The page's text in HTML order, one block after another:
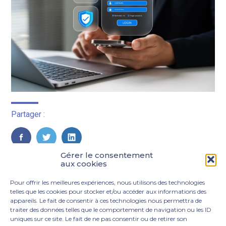
Gérer le consentement
aux cookies
Pour offrir les meilleures expériences, nous utilisons des technologies
telles que les cookies pour stocker et/ou accéder aux informations des
appareils. Le fait de consentir à ces technologies nous permettra de
traiter des données telles que le comportement de navigation ou les ID
uniques sur ce site. Le fait de ne pas consentir ou de retirer son
Partager :
FaceBook
TwitterLinkedIn